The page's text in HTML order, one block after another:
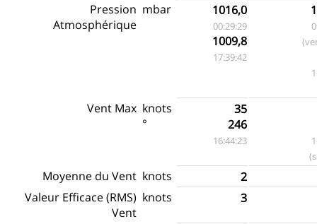
Pression
Atmosphérique
mbar 1016,0
00:29:29
1009,8
17:39:42
Vent Max knots
°
35
246
16:44:23
Moyenne du Vent knots
2
Valeur Efficace (RMS)
Vent
knots 3